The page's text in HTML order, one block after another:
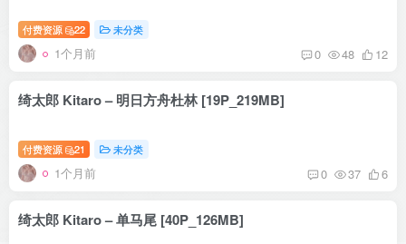
付费资源 22 未分类
1个月前 0 48 12
绮太郎 Kitaro – 明日方舟杜林 [19P_219MB]
付费资源 21 未分类
1个月前 0 37 6
绮太郎 Kitaro – 单马尾 [40P_126MB]